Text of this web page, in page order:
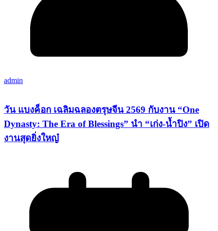
admin
วัน แบงค็อก เฉลิมฉลองตรุษจีน 2569 กับงาน “One
Dynasty: The Era of Blessings” นำ “เก่ง-น้ำปิง” เปิด
งานสุดยิ่งใหญ๋